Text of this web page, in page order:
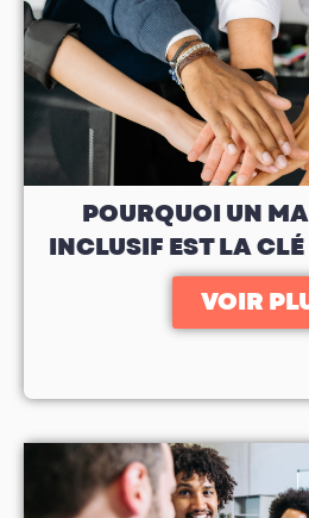
POURQUOI UN
INCLUSIF EST LA
VOIR